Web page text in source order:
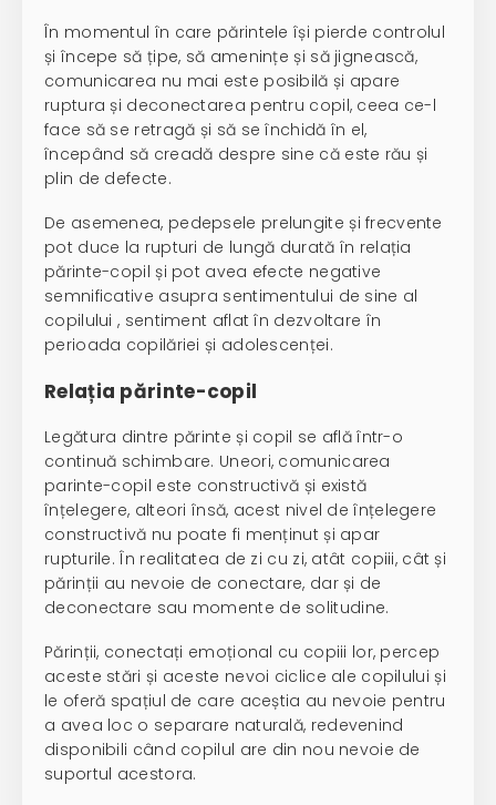
În momentul în care părintele își pierde controlul
și începe să țipe, să amenințe și să jignească,
comunicarea nu mai este posibilă și apare
ruptura și deconectarea pentru copil, ceea ce-l
face să se retragă și să se închidă în el,
începând să creadă despre sine că este rău și
plin de defecte.
De asemenea, pedepsele prelungite și frecvente
pot duce la rupturi de lungă durată în relația
părinte-copil și pot avea efecte negative
semnificative asupra sentimentului de sine al
copilului , sentiment aflat în dezvoltare în
perioada copilăriei și adolescenței.
Relația părinte-copil
Legătura dintre părinte și copil se află într-o
continuă schimbare. Uneori, comunicarea
parinte-copil este constructivă și există
înțelegere, alteori însă, acest nivel de înțelegere
constructivă nu poate fi menținut și apar
rupturile. În realitatea de zi cu zi, atât copiii, cât și
părinții au nevoie de conectare, dar și de
deconectare sau momente de solitudine.
Părinții, conectați emoțional cu copiii lor, percep
aceste stări și aceste nevoi ciclice ale copilului și
le oferă spațiul de care aceștia au nevoie pentru
a avea loc o separare naturală, redevenind
disponibili când copilul are din nou nevoie de
suportul acestora.